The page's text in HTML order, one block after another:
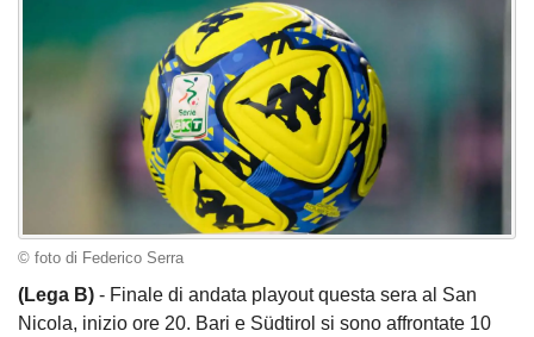
© foto di Federico Serra
(Lega B) - Finale di andata playout questa sera al San
Nicola, inizio ore 20. Bari e Südtirol si sono affrontate 10